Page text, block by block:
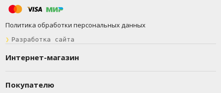
Политика обработки персональных данных
❯ Разработка сайта
Интернет-магазин
Покупателю